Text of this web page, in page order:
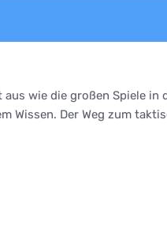
wie die großen Spiele
Der Weg zum